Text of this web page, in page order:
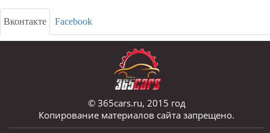
Вконтакте Facebook
© 365cars.ru, 2015 год
Копирование материалов сайта запрещено.